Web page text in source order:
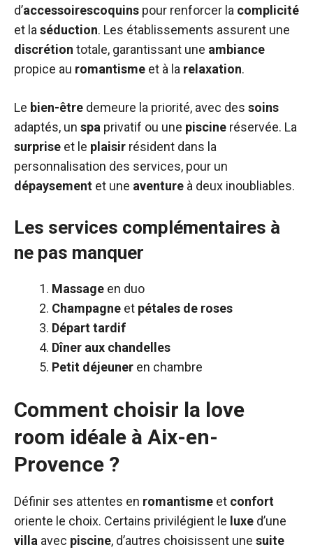
d’accessoirescoquins pour renforcer la complicité
et la séduction. Les établissements assurent une
discrétion totale, garantissant une ambiance
propice au romantisme et à la relaxation.
Le bien-être demeure la priorité, avec des soins
adaptés, un spa privatif ou une piscine réservée. La
surprise et le plaisir résident dans la
personnalisation des services, pour un
dépaysement et une aventure à deux inoubliables.
Les services complémentaires à
ne pas manquer
Massage en duo
Champagne et pétales de roses
Départ tardif
Dîner aux chandelles
Petit déjeuner en chambre
Comment choisir la love
room idéale à Aix-en-
Provence ?
Définir ses attentes en romantisme et confort
oriente le choix. Certains privilégient le luxe d’une
villa avec piscine, d’autres choisissent une suite